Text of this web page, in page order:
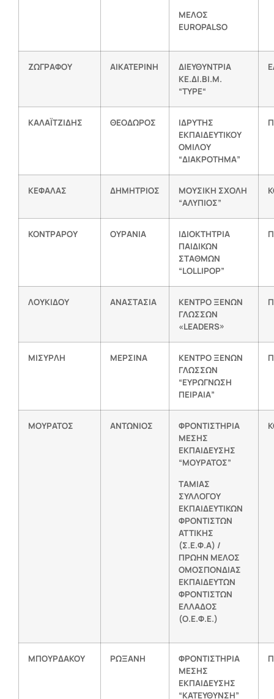
ΜΕΛΟΣ
EUROPALSO
ΖΩΓΡΑΦΟΥ ΑΙΚΑΤΕΡΙΝΗ
ΔΙΕΥΘΥΝΤΡΙΑ
ΚΕ.ΔΙ.ΒΙ.Μ.
“TYPE“
ΚΑΛΑΪΤΖΙΔΗΣ ΘΕΟΔΩΡΟΣ
ΙΔΡΥΤΗΣ
ΕΚΠΑΙΔΕΥΤΙΚΟΥ
ΟΜΙΛΟΥ
“ΔΙΑΚΡΟΤΗΜΑ”
ΚΕΦΑΛΑΣ ΔΗΜΗΤΡΙΟΣ
ΜΟΥΣΙΚΗ ΣΧΟΛΗ
“ΑΛΥΠΙΟΣ”
ΚΟΝΤΡΑΡΟΥ ΟΥΡΑΝΙΑ
ΙΔΙΟΚΤΗΤΡΙΑ
ΠΑΙΔΙΚΩΝ
ΣΤΑΘΜΩΝ
“LOLLIPOP”
ΛΟΥΚΙΔΟΥ ΑΝΑΣΤΑΣΙΑ
ΚΕΝΤΡΟ ΞΕΝΩΝ
ΓΛΩΣΣΩΝ
«LEADERS»
ΜΙΣΥΡΛΗ ΜΕΡΣΙΝΑ
ΚΕΝΤΡΟ ΞΕΝΩΝ
ΓΛΩΣΣΩΝ
“ΕΥΡΩΓΝΩΣΗ
ΠΕΙΡΑΙΑ”
ΜΟΥΡΑΤΟΣ ΑΝΤΩΝΙΟΣ
ΦΡΟΝΤΙΣΤΗΡΙΑ
ΜΕΣΗΣ
ΕΚΠΑΙΔΕΥΣΗΣ
“ΜΟΥΡΑΤΟΣ”
ΤΑΜΙΑΣ
ΣΥΛΛΟΓΟΥ
ΕΚΠΑΙΔΕΥΤΙΚΩΝ
ΦΡΟΝΤΙΣΤΩΝ
ΑΤΤΙΚΗΣ
(Σ.Ε.Φ.Α) /
ΠΡΩΗΝ ΜΕΛΟΣ
ΟΜΟΣΠΟΝΔΙΑΣ
ΕΚΠΑΙΔΕΥΤΩΝ
ΦΡΟΝΤΙΣΤΩΝ
ΕΛΛΑΔΟΣ
(Ο.Ε.Φ.Ε.)
ΜΠΟΥΡΔΑΚΟΥ ΡΩΞΑΝΗ
ΦΡΟΝΤΙΣΤΗΡΙΑ
ΜΕΣΗΣ
ΕΚΠΑΙΔΕΥΣΗΣ
“ΚΑΤΕΥΘΥΝΣΗ”